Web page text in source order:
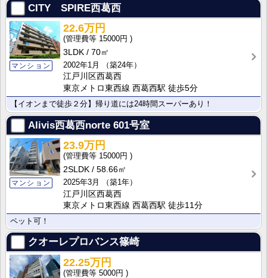
CITY SPIRE西葛西
マンション
22.6万円
15000円
3LDK
70㎡
2002年1月
（築24年）
江戸川区西葛西
東京メトロ東西線 西葛西駅 徒歩5分
【イオンまで徒歩２分】帰り道には24時間スーパーあり！
Alivis西葛西norte 601号室
マンション
23.9万円
15000円
2SLDK
58.66㎡
2025年3月
（築1年）
江戸川区西葛西
東京メトロ東西線 西葛西駅 徒歩11分
ペット可！
クオーレプロバンス篠崎
22.25万円
5000円